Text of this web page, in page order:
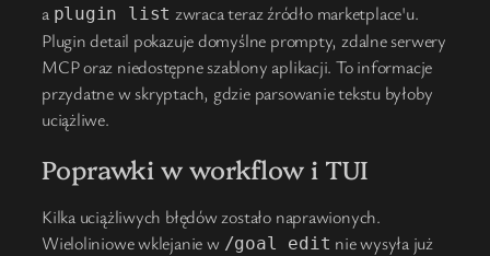
a plugin list zwraca teraz źródło marketplace'u.
Plugin detail pokazuje domyślne prompty, zdalne serwery
MCP oraz niedostępne szablony aplikacji. To informacje
przydatne w skryptach, gdzie parsowanie tekstu byłoby
uciążliwe.
Poprawki w workflow i TUI
Kilka uciążliwych błędów zostało naprawionych.
Wieloliniowe wklejanie w /goal edit nie wysyła już